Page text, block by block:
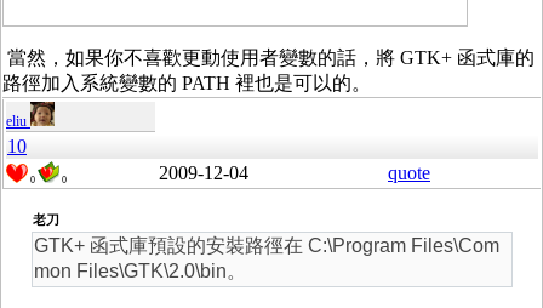
當然，如果你不喜歡更動使用者變數的話，將 GTK+ 函式庫的
路徑加入系統變數的 PATH 裡也是可以的。
eliu
10
0 0 2009-12-04 quote
老刀
GTK+ 函式庫預設的安裝路徑在 C:\Program Files\Com
mon Files\GTK\2.0\bin。